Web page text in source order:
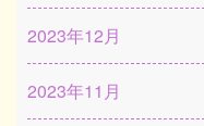
2023年12月
2023年11月